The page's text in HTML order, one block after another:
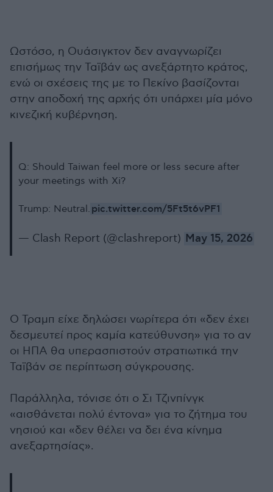
Ωστόσο, η Ουάσιγκτον δεν αναγνωρίζει
επισήμως την Ταϊβάν ως ανεξάρτητο κράτος,
ενώ οι σχέσεις της με το Πεκίνο βασίζονται
στην αποδοχή της αρχής ότι υπάρχει μία μόνο
κινεζική κυβέρνηση.
Q: Should Taiwan feel more or less secure after
your meetings with Xi?
Trump: Neutral. pic.twitter.com/5Ft5t6vPF1
— Clash Report (@clashreport) May 15, 2026
Ο Τραμπ είχε δηλώσει νωρίτερα ότι «δεν έχει
δεσμευτεί προς καμία κατεύθυνση» για το αν
οι ΗΠΑ θα υπερασπιστούν στρατιωτικά την
Ταϊβάν σε περίπτωση σύγκρουσης.
Παράλληλα, τόνισε ότι ο Σι Τζινπίνγκ
«αισθάνεται πολύ έντονα» για το ζήτημα του
νησιού και «δεν θέλει να δει ένα κίνημα
ανεξαρτησίας».